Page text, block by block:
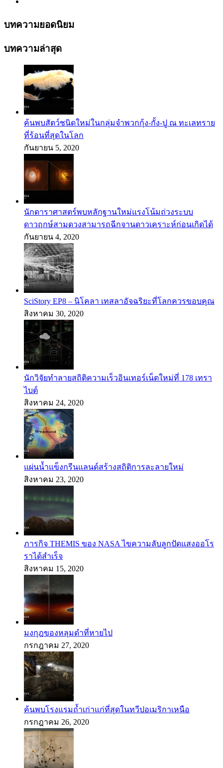
บทความยอดนิยม
บทความล่าสุด
ค้นพบสัตว์ชนิดใหม่ในกลุ่มจำพวกกุ้ง-กั้ง-ปู ณ ทะเลทราย
ที่ร้อนที่สุดในโลก
กันยายน 5, 2020
นักดาราศาสตร์พบหลักฐานใหม่แรงโน้มถ่วงระบบ
ดาวฤกษ์สามดวงสามารถฉีกจานดาวเคราะห์ก่อนเกิดได้
กันยายน 4, 2020
SciStory EP8 – นิโคลา เทสลาอัจฉริยะที่โลกควรขอบคุณ
สิงหาคม 30, 2020
นักวิจัยทำลายสถิติความเร็วอินเทอร์เน็ตใหม่ที่ 178 เทรา
ไบต์
สิงหาคม 24, 2020
แผ่นน้ำแข็งกรีนแลนด์สร้างสถิติการละลายใหม่
สิงหาคม 23, 2020
ภารกิจ THEMIS ของ NASA ไขความลับลูกปัดแสงออโร
ราได้สำเร็จ
สิงหาคม 15, 2020
มงกุฎของหลุมดำที่หายไป
กรกฎาคม 27, 2020
ค้นพบโรงแรมถ้ำเก่าแก่ที่สุดในทวีปอเมริกาเหนือ
กรกฎาคม 26, 2020